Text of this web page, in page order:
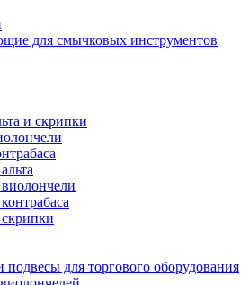
для смычковых инструментов
и скрипки
подвесы для торгового оборудования